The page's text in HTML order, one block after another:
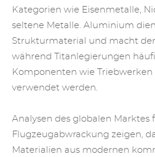
Kategorien wie Eisenmetalle,
seltene Metalle. Aluminium
Strukturmaterial und macht
während Titanlegierungen
Komponenten wie
verwendet werden.
Analysen des globalen Marktes
Flugzeugabwrackung zeigen,
Materialien aus modernen